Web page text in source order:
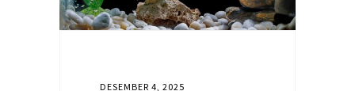
DESEMBER 4, 2025